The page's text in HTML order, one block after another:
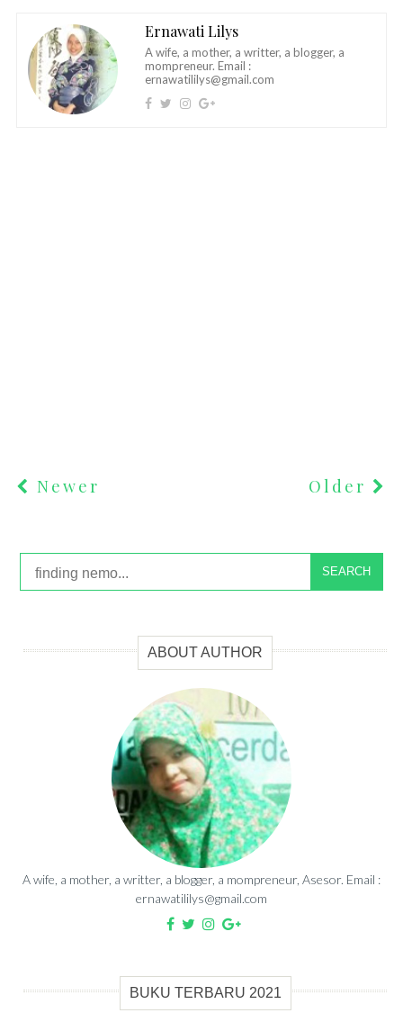
Ernawati Lilys
A wife, a mother, a writter, a blogger, a
mompreneur. Email :
ernawatililys@gmail.com
Newer Older
SEARCH
ABOUT AUTHOR
A wife, a mother, a writter, a blogger, a mompreneur, Asesor. Email :
ernawatililys@gmail.com
BUKU TERBARU 2021